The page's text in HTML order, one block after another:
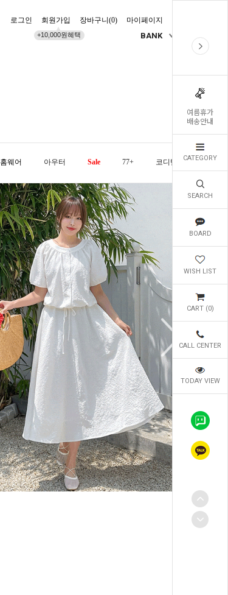
여름휴가
배송안내
CATEGORY
SEARCH
BOARD
WISH LIST
CART (0)
CALL CENTER
TODAY VIEW
로그인 회원가입
+10,000원혜택
장바구니(0) 마이페이지
BANK
홈웨어 아우터 Sale 77+ 코디템 오늘발송